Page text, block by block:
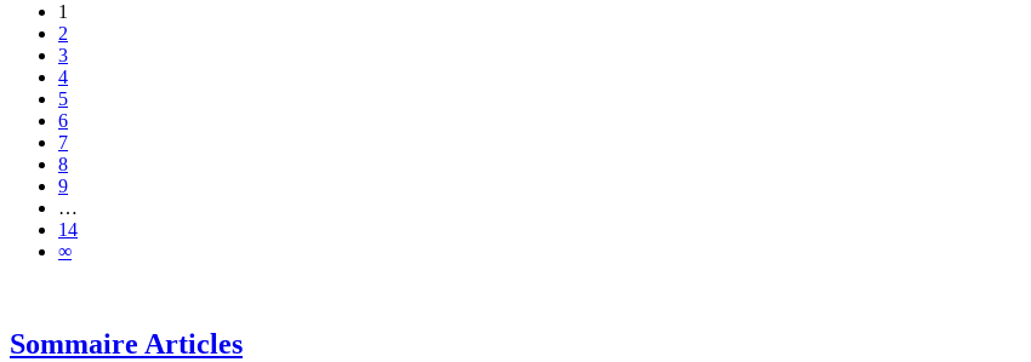
1
2
3
4
5
6
7
8
9
…
14
∞
Sommaire Articles